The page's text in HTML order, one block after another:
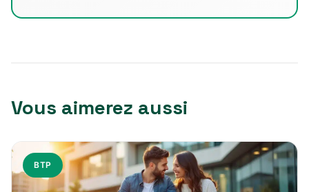
Vous aimerez aussi
BTP